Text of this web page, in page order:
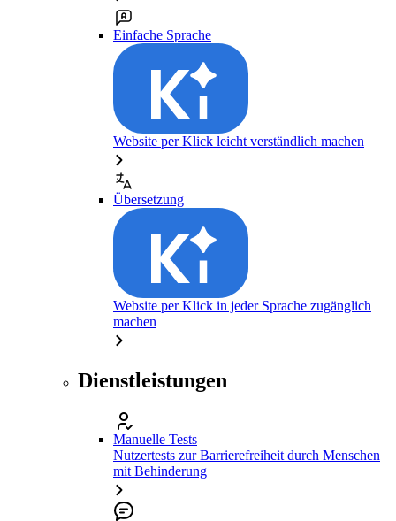
Einfache Sprache
Website per Klick leicht verständlich machen
Übersetzung
Website per Klick in jeder Sprache zugänglich
machen
Dienstleistungen
Manuelle Tests
Nutzertests zur Barrierefreiheit durch Menschen
mit Behinderung